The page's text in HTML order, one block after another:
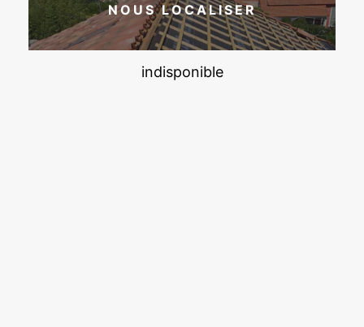
NOUS LOCALISER
indisponible